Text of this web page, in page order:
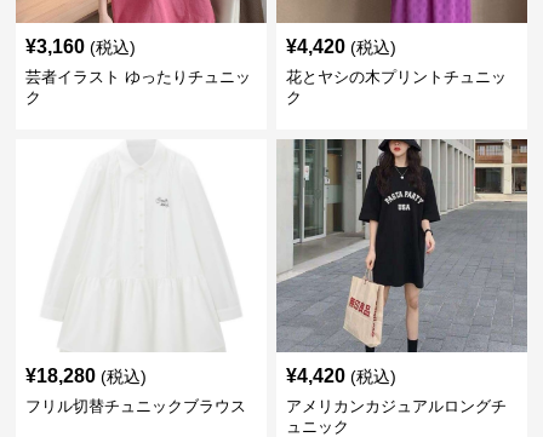
¥3,160 (税込)
芸者イラスト ゆったりチュニッ
ク
¥4,420 (税込)
花とヤシの木プリントチュニッ
ク
¥18,280 (税込)
フリル切替チュニックブラウス
¥4,420 (税込)
アメリカンカジュアルロングチ
ュニック